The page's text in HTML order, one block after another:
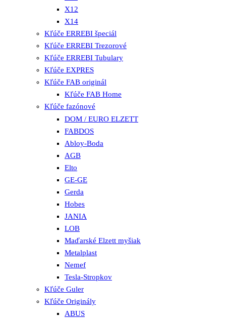
X12
X14
Kľúče ERREBI špeciál
Kľúče ERREBI Trezorové
Kľúče ERREBI Tubulary
Kľúče EXPRES
Kľúče FAB originál
Kľúče FAB Home
Kľúče fazónové
DOM / EURO ELZETT
FABDOS
Abloy-Boda
AGB
Elto
GE-GE
Gerda
Hobes
JANIA
LOB
Maďarské Elzett myšiak
Metalplast
Nemef
Tesla-Stropkov
Kľúče Guler
Kľúče Originály
ABUS